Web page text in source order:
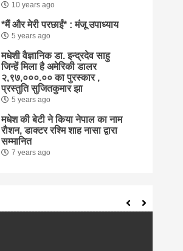
10 years ago
*मैं और मेरी परछाईं* : मंजू उपाध्याय
5 years ago
मधेशी वैज्ञानिक डा. इन्द्रदेव साहु
जिन्हें मिला है अमेरिकी डालर
२,९७,०००.०० का पुरस्कार ,
प्रस्तुति सुजितकुमार झा
5 years ago
मधेश की बेटी ने किया नेपाल का नाम
राैशन, डाक्टर रश्मि शाह नासा द्वारा
सम्मानित
7 years ago